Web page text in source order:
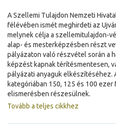
A Szellemi Tulajdon Nemzeti
félévében ismét meghirdeti az
melynek célja a szellemitulajdon-
alap- és mesterképzésben részt
pályázaton való részvétel során a
képzést kapnak térítésmentesen,
pályázati anyaguk elkészítéséhez.
kategóriában 150, 125 és 100
elismerésben részesülnek.
Tovább a teljes cikkhez